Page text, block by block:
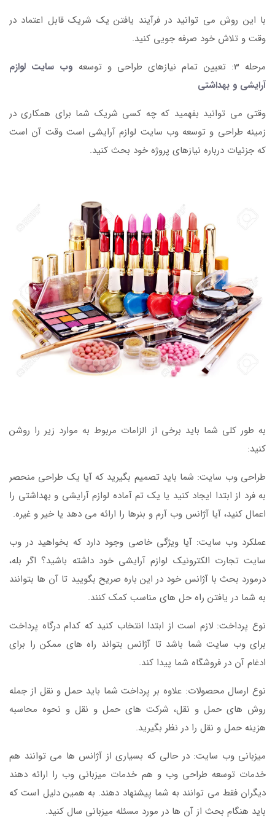
با این روش می توانید در فرآیند یافتن یک شریک قابل اعتماد در
وقت و تلاش خود صرفه جویی کنید.
مرحله 3: تعیین تمام نیازهای طراحی و توسعه
وب سایت لوازم
آرایشی و بهداشتی
وقتی می توانید بفهمید که چه کسی شریک شما برای همکاری در
زمینه طراحی و توسعه وب سایت لوازم آرایشی است وقت آن است
که جزئیات درباره نیازهای پروژه خود بحث کنید.
به طور کلی شما باید برخی از الزامات مربوط به موارد زیر را روشن
کنید:
طراحی وب سایت: شما باید تصمیم بگیرید که آیا یک طراحی منحصر
به فرد از ابتدا ایجاد کنید یا یک تم آماده لوازم آرایشی و بهداشتی را
اعمال کنید، آیا آژانس وب آرم و بنرها را ارائه می دهد یا خیر و غیره.
عملکرد وب سایت: آیا ویژگی خاصی وجود دارد که بخواهید در وب
سایت تجارت الکترونیک لوازم آرایشی خود داشته باشید؟ اگر بله،
درمورد بحث با آژانس خود در این باره صریح بگویید تا آن ها بتوانند
به شما در یافتن راه حل های مناسب کمک کنند.
نوع پرداخت: لازم است از ابتدا انتخاب کنید که کدام درگاه پرداخت
برای وب سایت شما باشد تا آژانس بتواند راه های ممکن را برای
ادغام آن در فروشگاه شما پیدا کند.
نوع ارسال محصولات: علاوه بر پرداخت شما باید حمل و نقل از جمله
روش های حمل و نقل، شرکت های حمل و نقل و نحوه محاسبه
هزینه حمل و نقل را در نظر بگیرید.
میزبانی وب سایت: در حالی که بسیاری از آژانس ها می توانند هم
خدمات توسعه طراحی وب و هم خدمات میزبانی وب را ارائه دهند
دیگران فقط می توانند به شما پیشنهاد دهند. به همین دلیل است که
باید هنگام بحث از آن ها در مورد مسئله میزبانی سال کنید.